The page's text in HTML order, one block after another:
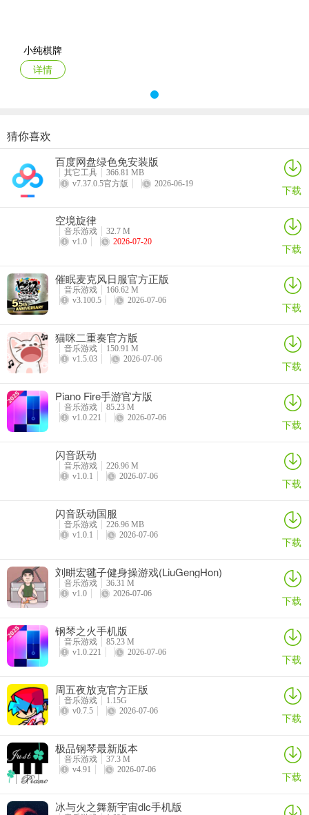
的牌。如果只剩下一名玩家可以玩游戏币，该玩家将被判定为赢家。
玩家点评：
3、这是一款火爆的手机棋牌游戏，小纯棋牌模式众多，赛事活动众
4、1，小纯棋牌手机、电脑数据同步，小纯棋牌随时随地想玩就玩。
5、--拒绝外挂和作弊器，顶尖技术24小时实时监控，考验玩家的牌技
与策略~
6、在这里玩牌保证无黑幕，安全正宗的游戏环境，给你舒心愉悦；
小纯棋牌亮点
1、这是一款可玩性非常高的手机棋牌游戏，收录的游戏种类齐全，有
斗地主游戏、炸金花、牛牛等有趣好玩的玩法，专业的游戏团队打
造，小纯棋牌品质值得保障，新手玩家登陆游戏还有众多好礼相送，
2、美女邀请线上切磋享受提高牌技的切磋对战玩法，真热对战模式刺
激，小纯棋牌合理运用棋牌对抗技巧，小纯棋牌没有任何外挂，游戏
相关点评
3、汇聚了网上目前最火爆扑克牌与麻将棋牌娱乐竞技玩法，各种好玩
4、有着正宗地方游戏玩法带给大家，不管是热门还是冷门的游戏都能
在线签到获得，任由玩家挑选，小纯棋牌满足不同玩家的需要，是一
5、强大的防作弊技术，百分百杜绝外挂工具，线上打牌公平公正，小
6、斗地主游戏的大神们在这裏比拚个人牌技，确保都是真人玩家竞技
有非常好的画麵感，非常给力刺激的对局风格让你无限製任意畅玩，
可以和众多的玩家同时在线展开交流对话。
7、专业的客服在线为玩家解决众多的问题，小纯棋牌提供专业的点对
点服务登录就有福利，专业的团队精心打造有趣的棋牌玩法，真实玩
家在线棋牌竞技，小纯棋牌专业扑克平台。 相关点评
8、专业为广大的游戏牌友而生的掌上竞技中心，能够享受到最真实的
竞技体验，小纯棋牌赢得诱人奖励。
力于让玩家可以接触和学习全新棋牌玩法技巧。
小纯棋牌游戏规则
1、软件这里有真人教学，可以帮助大家在平台里面更好的学习象棋的
小纯棋牌
详情
猜你喜欢
百度网盘绿色免安装版
其它工具
366.81 MB
v7.37.0.5官方版
2026-06-19 下载
空境旋律
音乐游戏
32.7 M
v1.0
2026-07-20 下载
催眠麦克风日服官方正版
音乐游戏
166.62 M
v3.100.5
2026-07-06 下载
猫咪二重奏官方版
音乐游戏
150.91 M
v1.5.03
2026-07-06 下载
Piano Fire手游官方版
音乐游戏
85.23 M
v1.0.221
2026-07-06 下载
闪音跃动
音乐游戏
226.96 M
v1.0.1
2026-07-06 下载
闪音跃动国服
音乐游戏
226.96 MB
v1.0.1
2026-07-06 下载
刘畊宏毽子健身操游戏(LiuGengHon)
音乐游戏
36.31 M
v1.0
2026-07-06 下载
钢琴之火手机版
音乐游戏
85.23 M
v1.0.221
2026-07-06 下载
周五夜放克官方正版
音乐游戏
1.15G
v0.7.5
2026-07-06 下载
极品钢琴最新版本
音乐游戏
37.3 M
v4.91
2026-07-06 下载
冰与火之舞新宇宙dlc手机版